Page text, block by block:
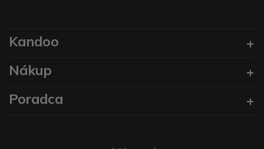
Kandoo
Nákup
Poradca